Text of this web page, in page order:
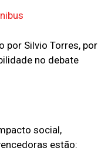
por Silvio Torres, por
no debate
social,
estão: